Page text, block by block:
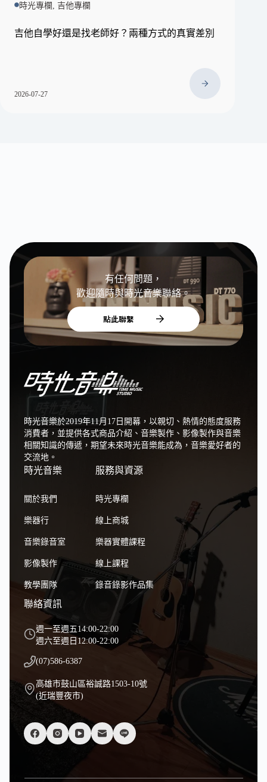
時光專欄, 吉他專欄
吉他自學好還是找老師好？兩種方式的真實差別
2026-07-27
有任何問題，
歡迎隨時與時光音樂聯絡。
點此聯繫
時光音樂於2019年11月17日開幕，以親切、熱情的態度服務
消費者，並提供各式商品介紹、音樂製作、影像製作與音樂
相關知識的傳遞，期望未來時光音樂能成為，音樂愛好者的
交流地。
時光音樂
關於我們
樂器行
音樂錄音室
影像製作
教學團隊
服務與資源
時光專欄
線上商城
樂器實體課程
線上課程
錄音錄影作品集
聯絡資訊
週一至週五14:00-22:00
週六至週日12:00-22:00
(07)586-6387
高雄市鼓山區裕誠路1503-10號
(近瑞豐夜市)